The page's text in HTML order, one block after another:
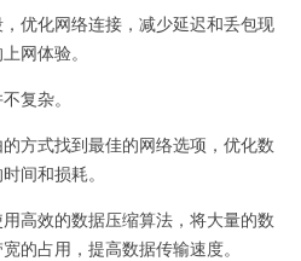
化网络连接，减少延迟和丢包现
网体验。
复杂。
式找到最佳的网络选项，优化数
间和损耗。
效的数据压缩算法，将大量的数
的占用，提高数据传输速度。